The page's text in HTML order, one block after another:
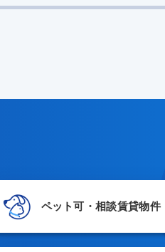
ペット可・相談賃貸物件